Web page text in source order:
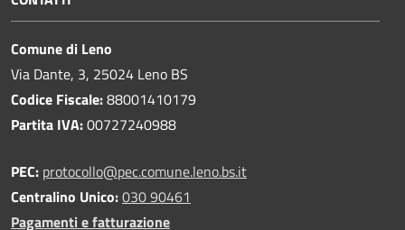
Comune di Leno
Via Dante, 3, 25024 Leno BS
Codice Fiscale:88001410179
Partita IVA:00727240988
PEC: protocollo@pec.comune.leno.bs.it
Centralino Unico:030 90461
Pagamenti e fatturazione